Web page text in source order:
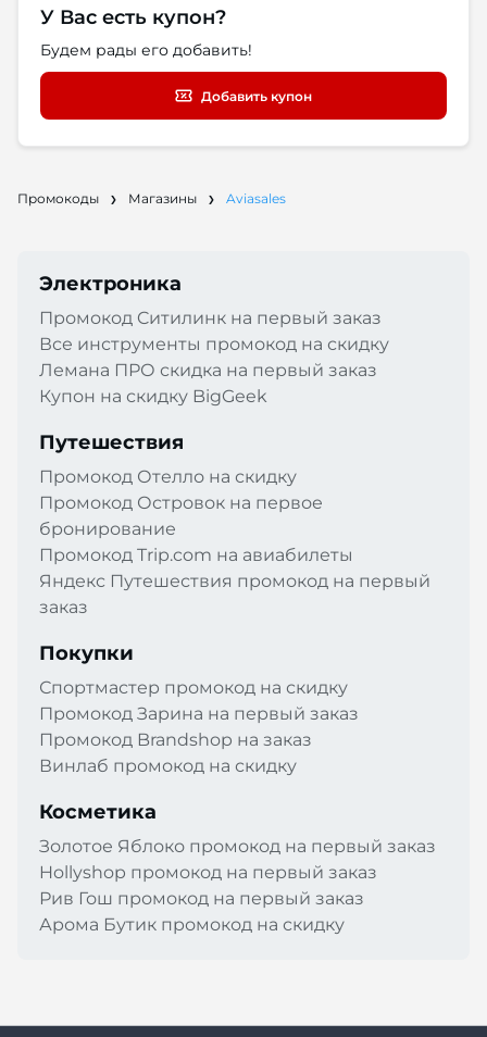
У Вас есть купон?
Будем рады его добавить!
Добавить купон
Промокоды Магазины Aviasales
Электроника
Промокод Cитилинк на первый заказ
Все инструменты промокод на скидку
Лемана ПРО скидка на первый заказ
Купон на скидку BigGeek
Путешествия
Промокод Отелло на скидку
Промокод Островок на первое
бронирование
Промокод Trip.com на авиабилеты
Яндекс Путешествия промокод на первый
заказ
Покупки
Спортмастер промокод на скидку
Промокод Зарина на первый заказ
Промокод Brandshop на заказ
Винлаб промокод на скидку
Косметика
Золотое Яблоко промокод на первый заказ
Hollyshop промокод на первый заказ
Рив Гош промокод на первый заказ
Арома Бутик промокод на скидку